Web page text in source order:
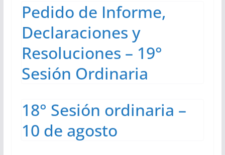
Pedido de Informe,
Declaraciones y
Resoluciones – 19°
Sesión Ordinaria
18° Sesión ordinaria –
10 de agosto